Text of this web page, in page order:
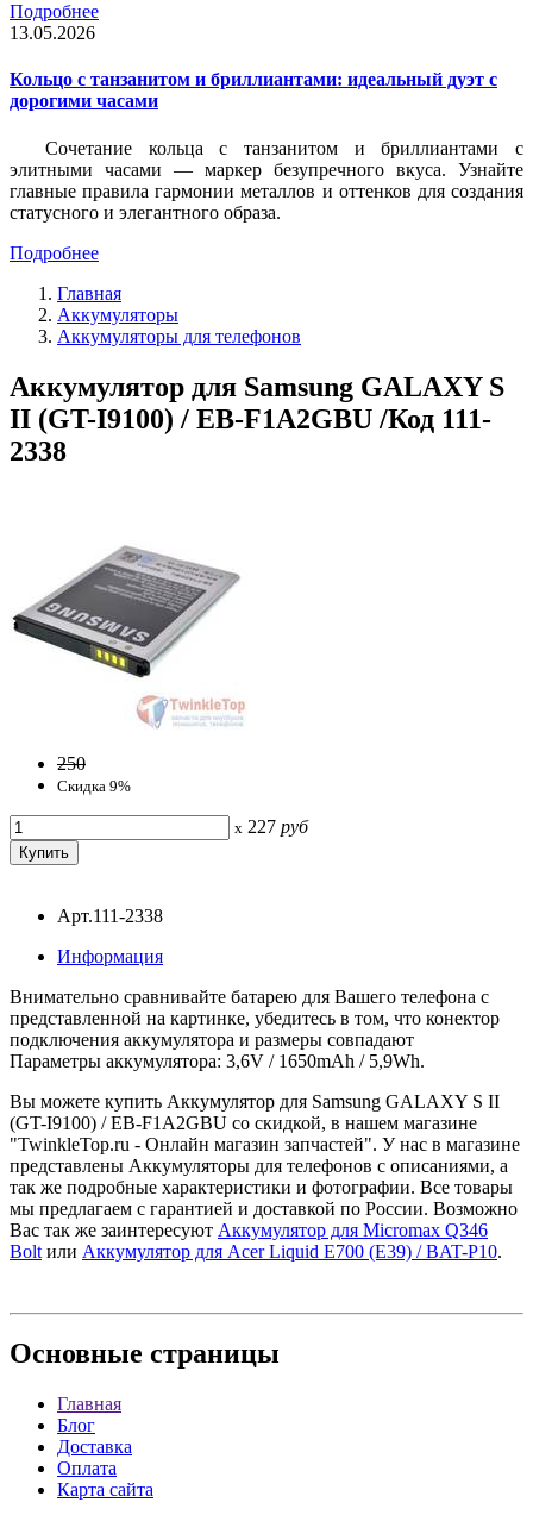
Подробнее
13.05.2026
Кольцо с танзанитом и бриллиантами: идеальный дуэт с
дорогими часами
Сочетание кольца с танзанитом и бриллиантами с
элитными часами — маркер безупречного вкуса. Узнайте
главные правила гармонии металлов и оттенков для создания
статусного и элегантного образа.
Подробнее
Главная
Аккумуляторы
Аккумуляторы для телефонов
Аккумулятор для Samsung GALAXY S
II (GT-I9100) / EB-F1A2GBU /Код 111-
2338
250
Скидка 9%
x 227 руб
Арт.111-2338
Информация
Внимательно сравнивайте батарею для Вашего телефона с
представленной на картинке, убедитесь в том, что конектор
подключения аккумулятора и размеры совпадают
Параметры аккумулятора: 3,6V / 1650mAh / 5,9Wh.
Вы можете купить Аккумулятор для Samsung GALAXY S II
(GT-I9100) / EB-F1A2GBU со скидкой, в нашем магазине
"TwinkleTop.ru - Онлайн магазин запчастей". У нас в магазине
представлены Аккумуляторы для телефонов с описаниями, а
так же подробные характеристики и фотографии. Все товары
мы предлагаем с гарантией и доставкой по России. Возможно
Вас так же заинтересуют Аккумулятор для Micromax Q346
Bolt или Аккумулятор для Acer Liquid E700 (E39) / BAT-P10.
Основные страницы
Главная
Блог
Доставка
Оплата
Карта сайта